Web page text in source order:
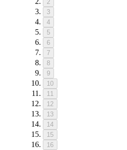
2
3
4
5
6
7
8
9
10
11
12
13
14
15
16